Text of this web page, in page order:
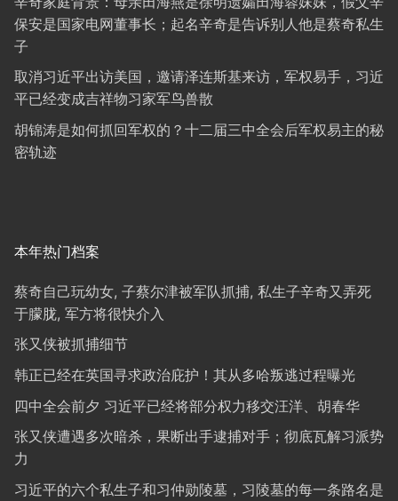
保安是国家电网董事长；起名辛奇是告诉别人他是蔡奇私生
子
取消习近平出访美国，邀请泽连斯基来访，军权易手，习近
平已经变成吉祥物习家军鸟兽散
胡锦涛是如何抓回军权的？十二届三中全会后军权易主的秘
密轨迹
本年热门档案
蔡奇自己玩幼女, 子蔡尔津被军队抓捕, 私生子辛奇又弄死
于朦胧, 军方将很快介入
张又侠被抓捕细节
韩正已经在英国寻求政治庇护！其从多哈叛逃过程曝光
四中全会前夕 习近平已经将部分权力移交汪洋、胡春华
张又侠遭遇多次暗杀，果断出手逮捕对手；彻底瓦解习派势
力
习近平的六个私生子和习仲勋陵墓，习陵墓的每一条路名是